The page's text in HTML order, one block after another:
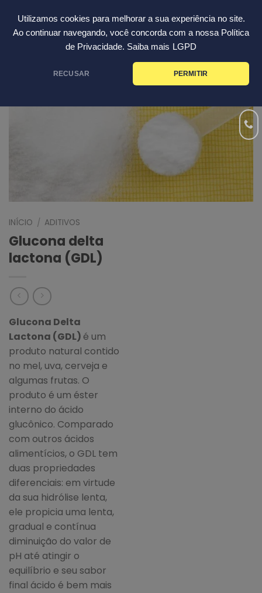
Utilizamos cookies para melhorar a sua experiência no site.
Ao continuar navegando, você concorda com a nossa Política
de Privacidade. Saiba mais LGPD
RECUSAR PERMITIR
content
INÍCIO / ADITIVOS
Glucona delta
lactona (GDL)
Glucona Delta
Lactona (GDL) é um
produto natural contido
no mel, uva, cerveja e
algumas frutas. O
produto é um éster
interno do ácido
glucônico. Comparado
com outros ácidos
alimentícios, o GDL tem
duas propriedades
diferenciais: em virtude
da sua hidrólise lenta,
ele propicia uma lenta,
gradual e contínua
diminuição do valor de
pH até atingir o
equilíbrio e seu sabor
final ácido é bem mais